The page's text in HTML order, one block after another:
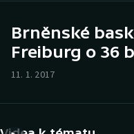
Hokej
Brněnské
Freiburg o 36
11. 1. 2017